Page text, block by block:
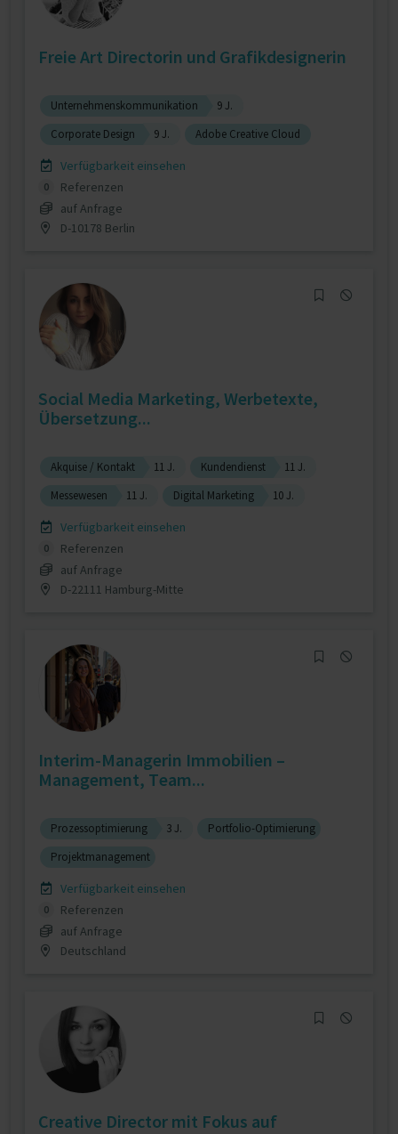
Freie Art Directorin und Grafikdesignerin
Unternehmenskommunikation
9 J.
Corporate Design
9 J. Adobe Creative Cloud
Verfügbarkeit einsehen
0
Referenzen
auf Anfrage
D-10178 Berlin
Social Media Marketing, Werbetexte,
Übersetzung...
Akquise / Kontakt 11 J. Kundendienst
11 J.
Messewesen
11 J. Digital Marketing 10 J.
Verfügbarkeit einsehen
0
Referenzen
auf Anfrage
D-22111 Hamburg-Mitte
Interim-Managerin Immobilien –
Management, Team...
Prozessoptimierung 3 J.
Portfolio-Optimierung
Projektmanagement
Verfügbarkeit einsehen
0
Referenzen
auf Anfrage
Deutschland
Creative Director mit Fokus auf